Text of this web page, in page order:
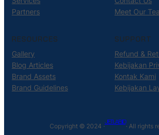
Partners
Meet Our
RESOURCES
Gallery
Blog Articles
Brand Assets
Brand Guidelines
SUPPORT
Refund &
Kebijakan
Kontak Kami
Kebijakan
Copyright © 2024 ·
JETLAB.ID
· All rights